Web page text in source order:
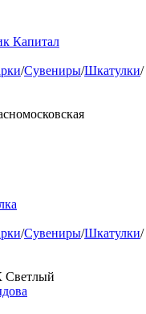
Капитал
/Сувениры/Шкатулки/
/Сувениры/Шкатулки/
Светлый